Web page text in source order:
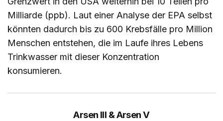
Milliarde (ppb). Laut einer Analyse der EPA selbst
könnten dadurch bis zu 600 Krebsfälle pro Million
Menschen entstehen, die im Laufe ihres Lebens
Trinkwasser mit dieser Konzentration
konsumieren.
Arsen III & Arsen V